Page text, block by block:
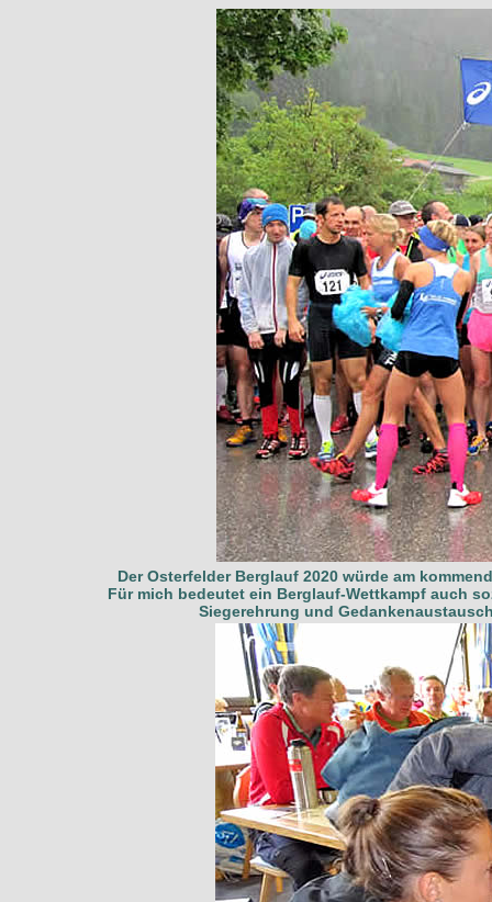
Der Osterfelder Berglauf 2020 würde am
Für mich bedeutet ein Berglauf-Wettkampf auch
Siegerehrung und